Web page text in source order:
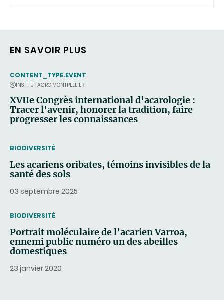
EN SAVOIR PLUS
CONTENT_TYPE.EVENT
INSTITUT AGRO MONTPELLIER
XVIIe Congrès international d'acarologie :
Tracer l'avenir, honorer la tradition, faire
progresser les connaissances
THEMATIC
BIODIVERSITÉ
Les acariens oribates, témoins invisibles de la
santé des sols
03 septembre 2025
THEMATIC
BIODIVERSITÉ
Portrait moléculaire de l’acarien Varroa,
ennemi public numéro un des abeilles
domestiques
23 janvier 2020